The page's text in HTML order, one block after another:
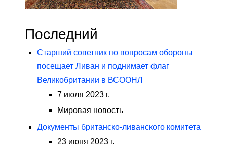
Последний
Старший советник по вопросам обороны
посещает Ливан и поднимает флаг
Великобритании в ВСООНЛ
7 июля 2023 г.
Мировая новость
Документы британско-ливанского комитета
23 июня 2023 г.